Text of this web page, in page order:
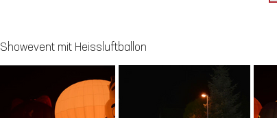
Showevent mit Heissluftballon